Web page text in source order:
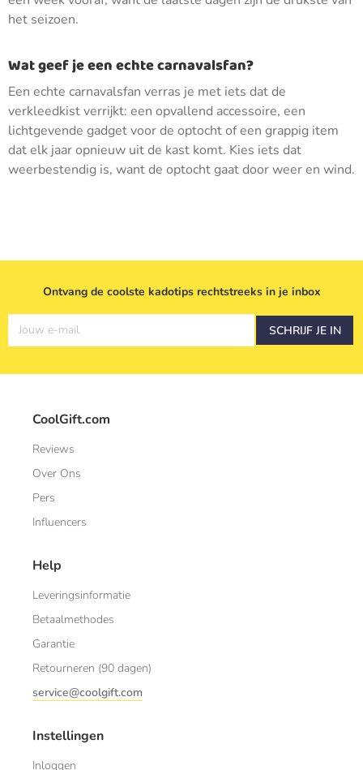
het seizoen.
Wat geef je een echte carnavalsfan?
Een echte carnavalsfan verras je met iets dat de
verkleedkist verrijkt: een opvallend accessoire, een
lichtgevende gadget voor de optocht of een grappig item
dat elk jaar opnieuw uit de kast komt. Kies iets dat
weerbestendig is, want de optocht gaat door weer en wind.
Ontvang de coolste kadotips rechtstreeks in je inbox
Jouw e-mail SCHRIJF JE IN
CoolGift.com
Reviews
Over Ons
Pers
Influencers
Help
Leveringsinformatie
Betaalmethodes
Garantie
Retourneren (90 dagen)
service@coolgift.com
Instellingen
Inloggen